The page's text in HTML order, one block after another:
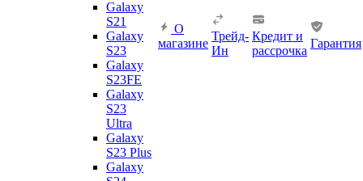
Galaxy
S21
Galaxy
S23
Galaxy
S23FE
Galaxy
S23
Ultra
Galaxy
S23 Plus
Galaxy
О
магазине
Трейд-
Ин
Кредит и
рассрочка
Гарантия